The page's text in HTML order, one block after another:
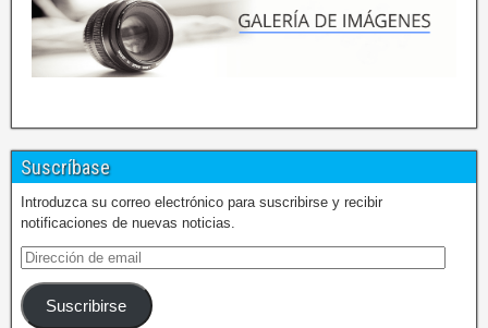
Suscríbase
Introduzca su correo electrónico para suscribirse y recibir
notificaciones de nuevas noticias.
Suscribirse